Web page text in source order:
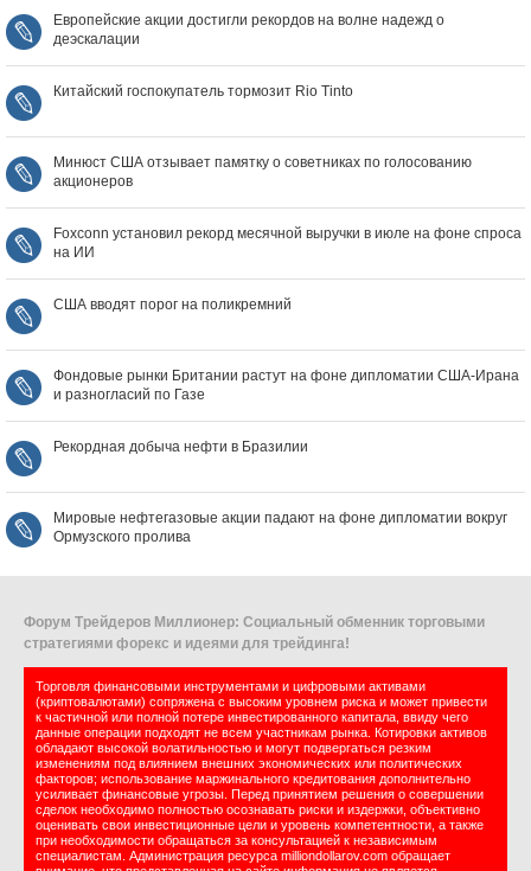
Европейские акции достигли рекордов на волне надежд о
деэскалации
Китайский госпокупатель тормозит Rio Tinto
Минюст США отзывает памятку о советниках по голосованию
акционеров
Foxconn установил рекорд месячной выручки в июле на фоне спроса
на ИИ
США вводят порог на поликремний
Фондовые рынки Британии растут на фоне дипломатии США‑Ирана
и разногласий по Газе
Рекордная добыча нефти в Бразилии
Мировые нефтегазовые акции падают на фоне дипломатии вокруг
Ормузского пролива
Форум Трейдеров Миллионер: Социальный обменник торговыми
стратегиями форекс и идеями для трейдинга!
Торговля финансовыми инструментами и цифровыми активами
(криптовалютами) сопряжена с высоким уровнем риска и может привести
к частичной или полной потере инвестированного капитала, ввиду чего
данные операции подходят не всем участникам рынка. Котировки активов
обладают высокой волатильностью и могут подвергаться резким
изменениям под влиянием внешних экономических или политических
факторов; использование маржинального кредитования дополнительно
усиливает финансовые угрозы. Перед принятием решения о совершении
сделок необходимо полностью осознавать риски и издержки, объективно
оценивать свои инвестиционные цели и уровень компетентности, а также
при необходимости обращаться за консультацией к независимым
специалистам. Администрация ресурса milliondollarov.com обращает